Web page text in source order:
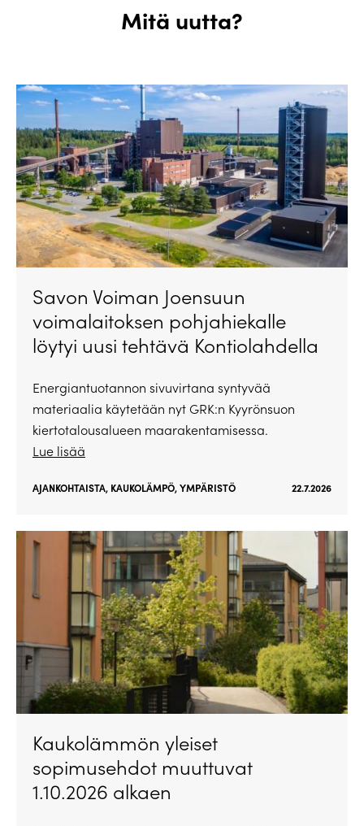
Mitä uutta?
Savon Voiman Joensuun
voimalaitoksen pohjahiekalle
löytyi uusi tehtävä Kontiolahdella
Energiantuotannon sivuvirtana syntyvää
materiaalia käytetään nyt GRK:n Kyyrönsuon
kiertotalousalueen maarakentamisessa.
Lue lisää
AJANKOHTAISTA, KAUKOLÄMPÖ,YMPÄRISTÖ 22.7.2026
Kaukolämmön yleiset
sopimusehdot muuttuvat
1.10.2026 alkaen